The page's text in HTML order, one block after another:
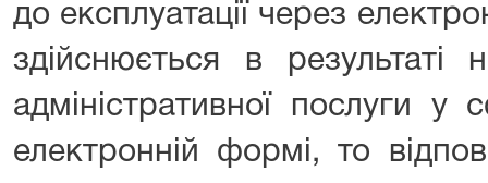
до експлуатації через
здійснюється в
адміністративної послуги у
електронній формі, то